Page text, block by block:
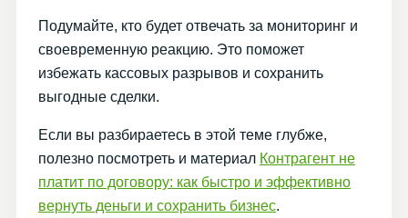
Подумайте, кто будет отвечать за мониторинг и
своевременную реакцию. Это поможет
избежать кассовых разрывов и сохранить
выгодные сделки.
Если вы разбираетесь в этой теме глубже,
полезно посмотреть и материал Контрагент не
платит по договору: как быстро и эффективно
вернуть деньги и сохранить бизнес.